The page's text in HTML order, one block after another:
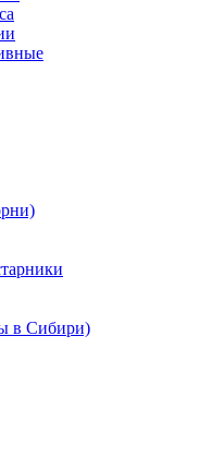
в Сибири)